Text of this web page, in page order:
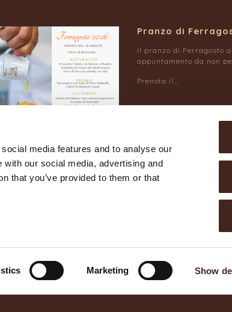
media features and to analyse our
our social media, advertising and
that you’ve provided to them or that
Marketing Show
Pranzo di
Il pranzo di Ferragosto
appuntamento da non
Prenota il…
30/07/2026